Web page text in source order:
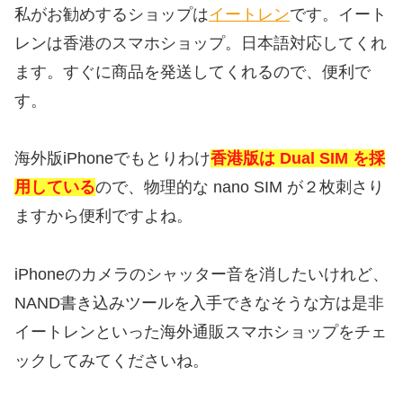
私がお勧めするショップはイートレンです。イート
レンは香港のスマホショップ。日本語対応してくれ
ます。すぐに商品を発送してくれるので、便利で
す。
海外版iPhoneでもとりわけ香港版は Dual SIM を採
用しているので、物理的な nano SIM が２枚刺さり
ますから便利ですよね。
iPhoneのカメラのシャッター音を消したいけれど、
NAND書き込みツールを入手できなそうな方は是非
イートレンといった海外通販スマホショップをチェ
ックしてみてくださいね。